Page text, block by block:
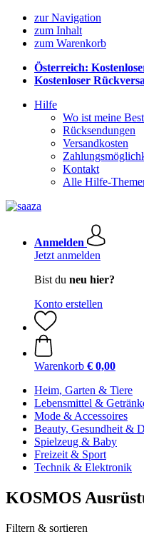
zur Navigation
zum Inhalt
zum Warenkorb
Österreich:
Kostenloser
Hilfe
Wo ist meine
Rücksendungen
Versandkosten
Kontakt
Alle Hilfe-
Anmelden
Jetzt anmelden
Bist du neu hier?
Konto erstellen
Warenkorb € 0,00
Heim, Garten & Tiere
Lebensmittel &
Mode & Accessoires
Beauty, Gesundheit &
Spielzeug & Baby
Freizeit & Sport
Technik & Elektronik
KOSMOS
Filtern & sortieren